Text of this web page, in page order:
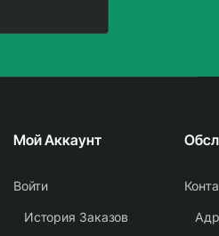
Мой Аккаунт
Войти
История Заказов